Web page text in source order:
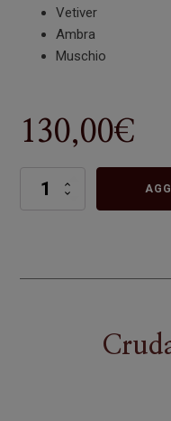
Vetiver
Ambra
Muschio
130,00€
Cruda